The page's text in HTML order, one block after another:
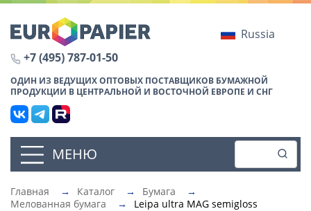
Russia
+7 (495) 787-01-50
ОДИН ИЗ ВЕДУЩИХ ОПТОВЫХ ПОСТАВЩИКОВ БУМАЖНОЙ
ПРОДУКЦИИ В ЦЕНТРАЛЬНОЙ И ВОСТОЧНОЙ ЕВРОПЕ И СНГ
МЕНЮ
Главная → Каталог → Бумага
→
Мелованная бумага
→ Leipa ultra MAG semigloss